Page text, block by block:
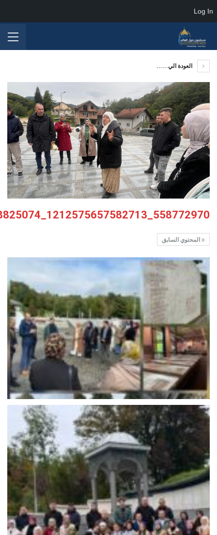
العودة الي......
558772970_1212575657582713_1636278064778825074_n
المحتوي السابق
Log In